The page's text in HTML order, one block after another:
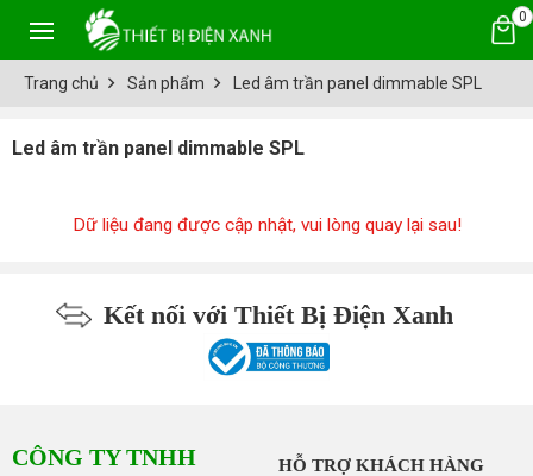
0
Trang chủ Sản phẩm Led âm trần panel dimmable SPL
Led âm trần panel dimmable SPL
Dữ liệu đang được cập nhật, vui lòng quay lại sau!
Kết nối với Thiết Bị Điện Xanh
CÔNG TY TNHH
HỖ TRỢ KHÁCH HÀNG